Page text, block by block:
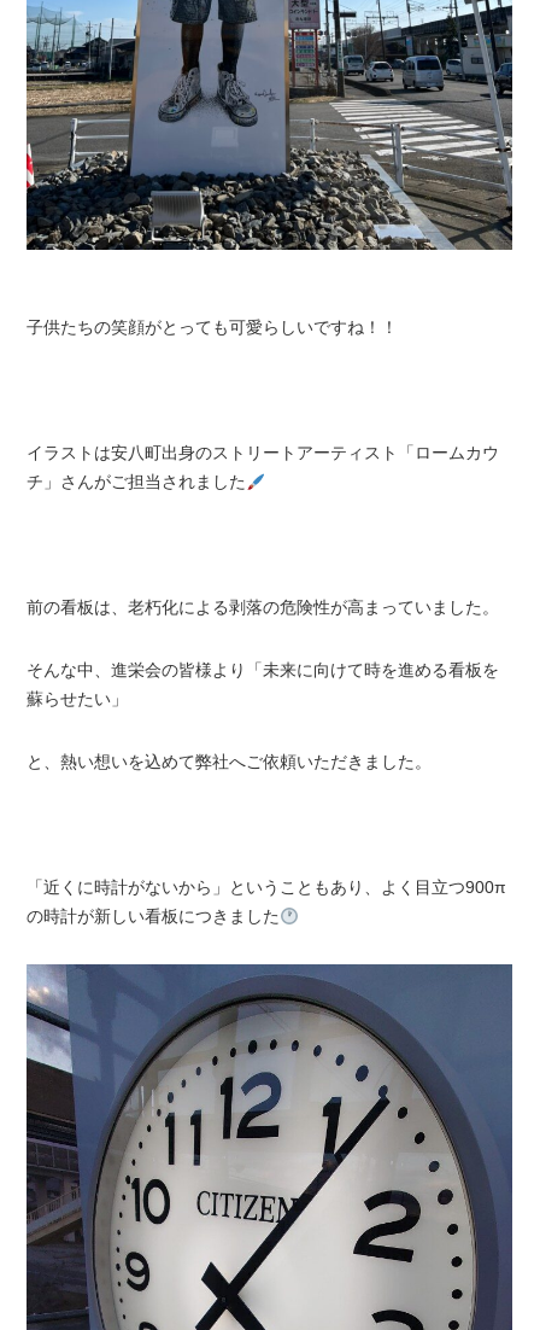
子供たちの笑顔がとっても可愛らしいですね！！
イラストは安八町出身のストリートアーティスト「ロームカウ
チ」さんがご担当されました
前の看板は、老朽化による剥落の危険性が高まっていました。
そんな中、進栄会の皆様より「未来に向けて時を進める看板を
蘇らせたい」
と、熱い想いを込めて弊社へご依頼いただきました。
「近くに時計がないから」ということもあり、よく目立つ900π
の時計が新しい看板につきました